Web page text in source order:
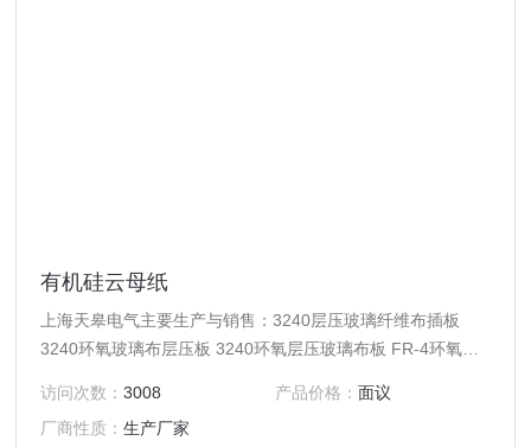
有机硅云母纸
上海天皋电气主要生产与销售：3240层压玻璃纤维布插板
3240环氧玻璃布层压板 3240环氧层压玻璃布板 FR-4环氧层
访问次数：3008 产品价格： 面议
厂商性质：生产厂家